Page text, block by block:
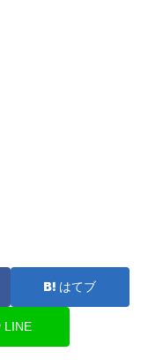
はてブ
LINE